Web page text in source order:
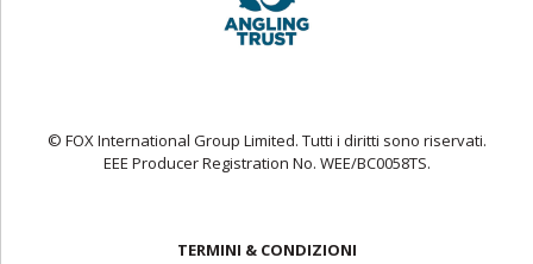
© FOX International Group Limited. Tutti i diritti sono riservati.
EEE Producer Registration No. WEE/BC0058TS.
TERMINI & CONDIZIONI